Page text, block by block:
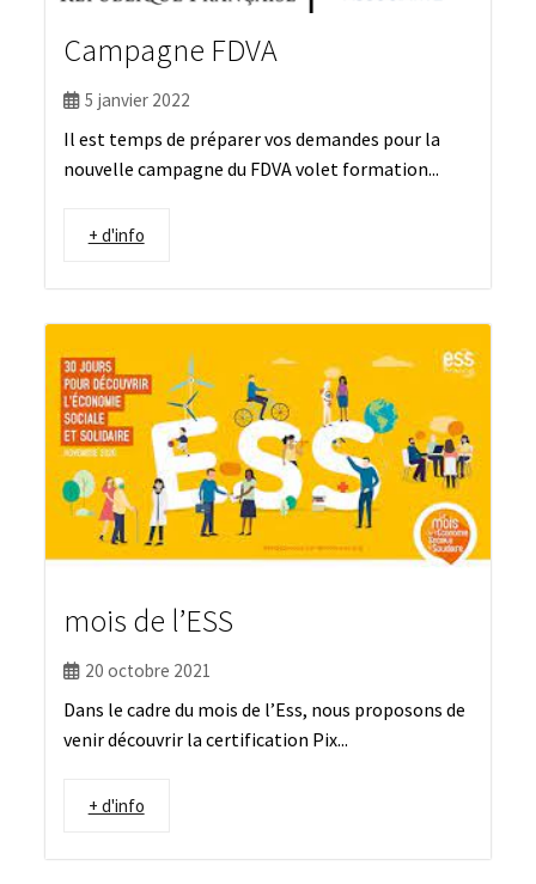
Campagne FDVA
5 janvier 2022
Il est temps de préparer vos demandes pour la
nouvelle campagne du FDVA volet formation...
+ d'info
mois de l’ESS
20 octobre 2021
Dans le cadre du mois de l’Ess, nous proposons de
venir découvrir la certification Pix...
+ d'info